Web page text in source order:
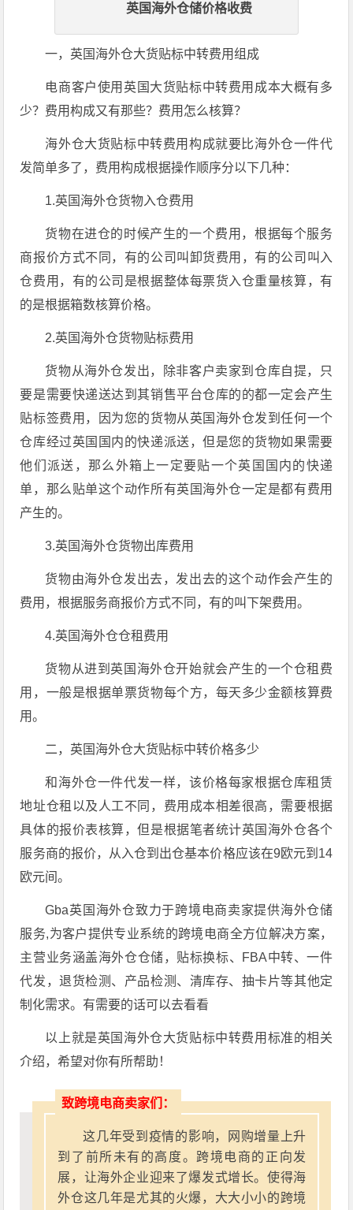
英国海外仓储价格收费
一，英国海外仓大货贴标中转费用组成
电商客户使用英国大货贴标中转费用成本大概有多
少？费用构成又有那些？费用怎么核算？
海外仓大货贴标中转费用构成就要比海外仓一件代
发简单多了，费用构成根据操作顺序分以下几种：
1.英国海外仓货物入仓费用
货物在进仓的时候产生的一个费用，根据每个服务
商报价方式不同，有的公司叫卸货费用，有的公司叫入
仓费用，有的公司是根据整体每票货入仓重量核算，有
的是根据箱数核算价格。
2.英国海外仓货物贴标费用
货物从海外仓发出，除非客户卖家到仓库自提，只
要是需要快递送达到其销售平台仓库的的都一定会产生
贴标签费用，因为您的货物从英国海外仓发到任何一个
仓库经过英国国内的快递派送，但是您的货物如果需要
他们派送，那么外箱上一定要贴一个英国国内的快递
单，那么贴单这个动作所有英国海外仓一定是都有费用
产生的。
3.英国海外仓货物出库费用
货物由海外仓发出去，发出去的这个动作会产生的
费用，根据服务商报价方式不同，有的叫下架费用。
4.英国海外仓仓租费用
货物从进到英国海外仓开始就会产生的一个仓租费
用，一般是根据单票货物每个方，每天多少金额核算费
用。
二，英国海外仓大货贴标中转价格多少
和海外仓一件代发一样，该价格每家根据仓库租赁
地址仓租以及人工不同，费用成本相差很高，需要根据
具体的报价表核算，但是根据笔者统计英国海外仓各个
服务商的报价，从入仓到出仓基本价格应该在9欧元到14
欧元间。
Gba英国海外仓致力于跨境电商卖家提供海外仓储
服务,为客户提供专业系统的跨境电商全方位解决方案，
主营业务涵盖海外仓仓储，贴标换标、FBA中转、一件
代发，退货检测、产品检测、清库存、抽卡片等其他定
制化需求。有需要的话可以去看看
以上就是英国海外仓大货贴标中转费用标准的相关
介绍，希望对你有所帮助！
致跨境电商卖家们：
这几年受到疫情的影响，网购增量上升
到了前所未有的高度。跨境电商的正向发
展，让海外企业迎来了爆发式增长。使得海
外仓这几年是尤其的火爆，大大小小的跨境